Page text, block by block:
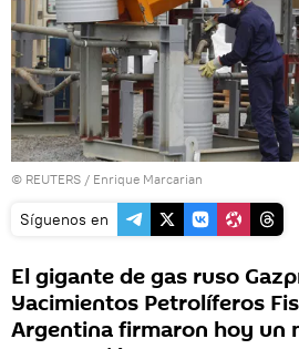
© REUTERS / Enrique Marcarian
Síguenos en
El gigante de gas ruso
Yacimientos Petrolíferos
Argentina firmaron hoy un